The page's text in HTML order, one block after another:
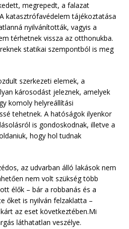
megrepedt, a falazat
katasztrófavédelem tájékoztatása
nyilvánították, vagyis a
térhetnek vissza az otthonukba.
statikai szempontból is meg
szerkezeti elemek, a
károsodást jeleznek, amelyek
komoly helyreállítási
tehetnek. A hatóságok ilyenkor
is gondoskodnak, illetve a
hogy hol tudnak
az udvarban álló lakások nem
nem volt szükség több
élők – bár a robbanás és a
őket is nyilván felzaklatta –
az eset következtében.Mi
láthatatlan veszélye.